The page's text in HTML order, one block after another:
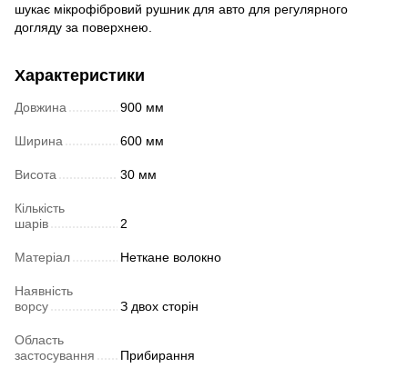
шукає мікрофібровий рушник для авто для регулярного
догляду за поверхнею.
Характеристики
Довжина 900 мм
Ширина 600 мм
Висота 30 мм
Кількість
шарів
2
Матеріал Неткане волокно
Наявність
ворсу
З двох сторін
Область
застосування
Прибирання